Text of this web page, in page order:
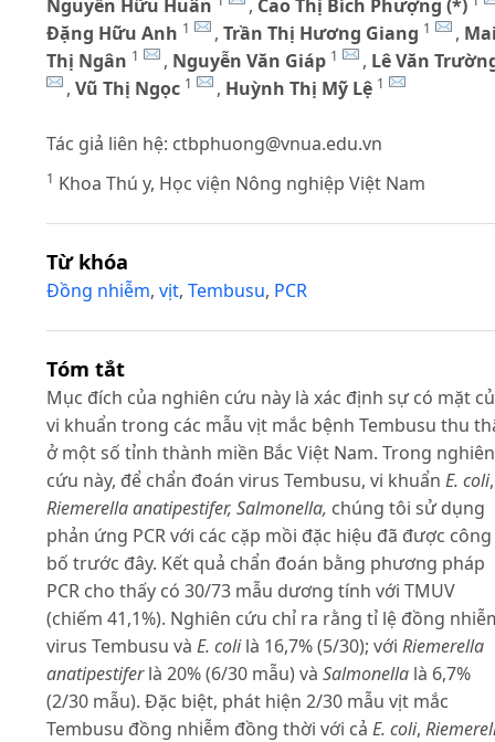
Nguyễn Hữu Huân , Cao Thị Bích Phượng (*)
Đặng Hữu Anh 1 , Trần Thị Hương Giang 1 ,
Thị Ngân 1 , Nguyễn Văn Giáp 1 , Lê Văn
, Vũ Thị Ngọc 1 , Huỳnh Thị Mỹ Lệ 1
Tác giả liên hệ: ctbphuong@vnua.edu.vn
1 Khoa Thú y, Học viện Nông nghiệp Việt Nam
Từ khóa
Đồng nhiễm, vịt, Tembusu, PCR
Tóm tắt
Mục đích của nghiên cứu này là xác định sự có mặt
vi khuẩn trong các mẫu vịt mắc bệnh Tembusu thu
ở một số tỉnh thành miền Bắc Việt Nam. Trong nghiên
cứu này, để chẩn đoán virus Tembusu, vi khuẩn E. coli,
Riemerella anatipestifer, Salmonella, chúng tôi sử dụng
phản ứng PCR với các cặp mồi đặc hiệu đã được công
bố trước đây. Kết quả chẩn đoán bằng phương pháp
PCR cho thấy có 30/73 mẫu dương tính với TMUV
(chiếm 41,1%). Nghiên cứu chỉ ra rằng tỉ lệ đồng
virus Tembusu và E. colilà 16,7% (5/30); với Riemerella
anatipestiferlà 20% (6/30 mẫu) và Salmonella là 6,7%
(2/30 mẫu). Đặc biệt, phát hiện 2/30 mẫu vịt mắc
Tembusu đồng nhiễm đồng thời với cả E. coli,